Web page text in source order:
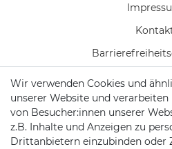
Vertrag
Versand/
Wir verwenden Cookies und
unserer Website und
von Besucher:innen unserer
z.B. Inhalte und Anzeigen zu
Drittanbietern einzubinden oder